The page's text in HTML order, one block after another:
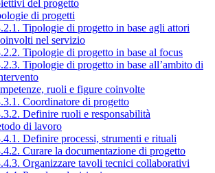
del progetto
di progetti
Tipologie di progetto in base agli attori
nel servizio
Tipologie di progetto in base al focus
Tipologie di progetto in base all’ambito di
ruoli e figure coinvolte
Coordinatore di progetto
Definire ruoli e responsabilità
di lavoro
Definire processi, strumenti e rituali
Curare la documentazione di progetto
Organizzare tavoli tecnici collaborativi